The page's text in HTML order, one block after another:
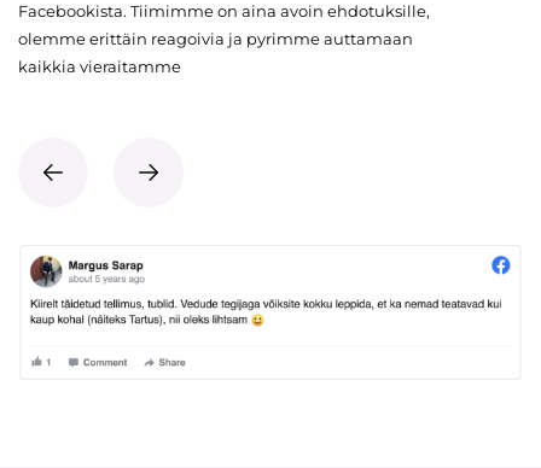
Facebookista. Tiimimme on aina avoin ehdotuksille,
olemme erittäin reagoivia ja pyrimme auttamaan
kaikkia vieraitamme